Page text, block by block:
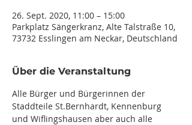
26. Sept. 2020, 11:00 – 15:00
Parkplatz Sängerkranz, Alte Talstraße 10,
73732 Esslingen am Neckar, Deutschland
Über die Veranstaltung
Alle Bürger und Bürgerinnen der
Staddteile St.Bernhardt, Kennenburg
und Wiflingshausen aber auch alle